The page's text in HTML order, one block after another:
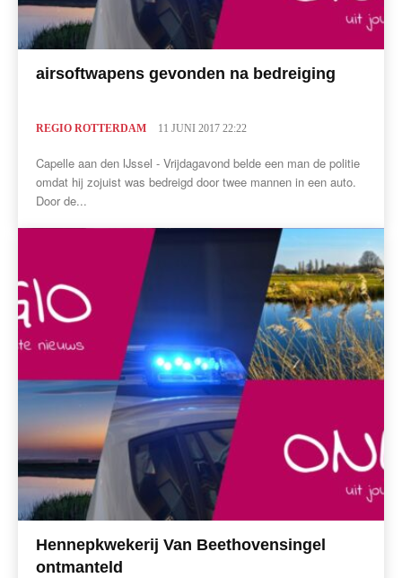
airsoftwapens gevonden na bedreiging
REGIO ROTTERDAM 11 JUNI 2017 22:22
Capelle aan den IJssel - Vrijdagavond belde een man de politie
omdat hij zojuist was bedreigd door twee mannen in een auto.
Door de...
Hennepkwekerij Van Beethovensingel
ontmanteld